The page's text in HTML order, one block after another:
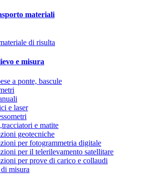
materiali
di risulta
e misura
a ponte, bascule
e laser
e matite
geotecniche
per fotogrammetria digitale
per il telerilevamento satellitare
per prove di carico e collaudi
misura